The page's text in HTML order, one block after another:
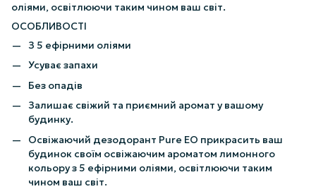
оліями, освітлюючи таким чином ваш світ.
ОСОБЛИВОСТІ
З 5 ефірними оліями
Усуває запахи
Без опадів
Залишає свіжий та приємний аромат у вашому
будинку.
Освіжаючий дезодорант Pure EO прикрасить ваш
будинок своїм освіжаючим ароматом лимонного
кольору з 5 ефірними оліями, освітлюючи таким
чином ваш світ.